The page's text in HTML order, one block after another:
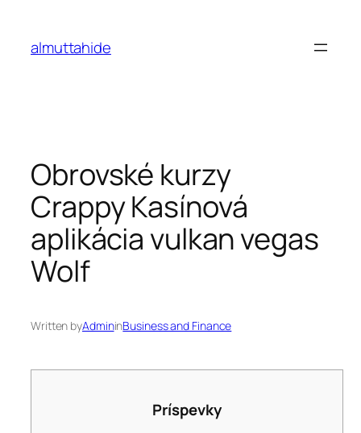
content
almuttahide
Obrovské kurzy
Crappy Kasínová
aplikácia vulkan vegas
Wolf
Written byAdmininBusiness and Finance
Príspevky